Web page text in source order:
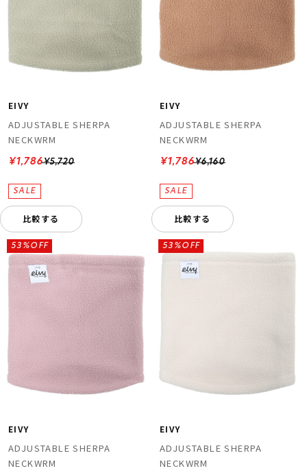
EIVY
ADJUSTABLE SHERPA
NECKWRM
¥5,720
¥1,786
比較する
EIVY
ADJUSTABLE SHERPA
NECKWRM
¥6,160
¥1,786
比較する
EIVY
ADJUSTABLE SHERPA
NECKWRM
53%OFF
EIVY
ADJUSTABLE SHERPA
NECKWRM
53%OFF